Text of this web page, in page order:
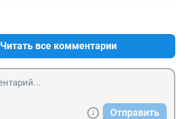
Читать все комментарии
Отправить